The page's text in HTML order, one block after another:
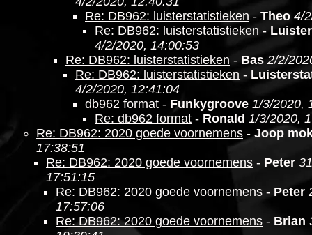
Re: DB962: luisterstatistieken - Theo 4/
Re: DB962: luisterstatistieken -
4/2/2020, 14:00:53
Re: DB962: luisterstatistieken - Bas 2/2/
Re: DB962: luisterstatistieken -
4/2/2020, 12:41:04
db962 format - Funkygroove 1/3/2020,
Re: db962 format - Ronald 1/3/2020,
Re: DB962: 2020 goede voornemens -Joop
17:38:51
Re: DB962: 2020 goede voornemens - Peter
17:51:15
Re: DB962: 2020 goede voornemens - Peter
17:57:06
Re: DB962: 2020 goede voornemens - Brian